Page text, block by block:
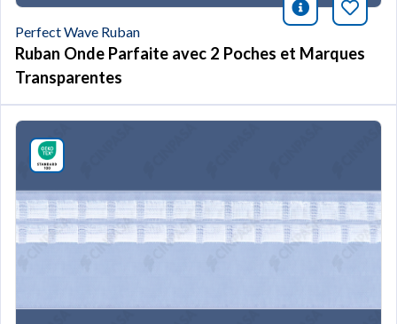
icono
Perfect Wave Ruban
Ruban Onde Parfaite avec 2 Poches et Marques
Transparentes